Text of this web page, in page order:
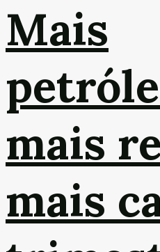
Mais
mais
mais